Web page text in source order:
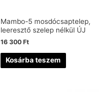
Mambo-5 mosdócsaptelep,
leeresztő szelep nélkül ÚJ
16 300 Ft
Kosárba teszem